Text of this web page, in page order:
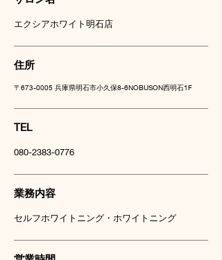
エクシアホワイト明石店
住所
〒673-0005 兵庫県明石市小久保8-6NOBUSON西明石1F
TEL
080-2383-0776
業務内容
セルフホワイトニング・ホワイトニング